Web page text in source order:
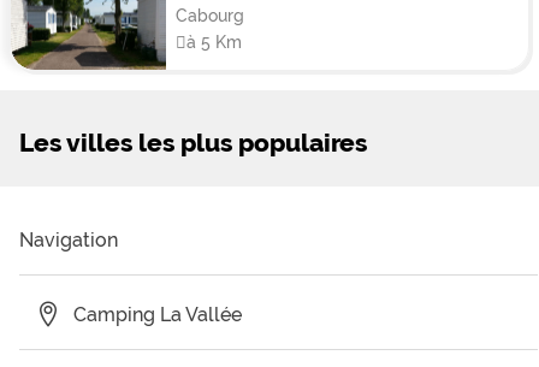
Cabourg
à 5 Km
Les villes les plus populaires
Navigation
Camping La Vallée